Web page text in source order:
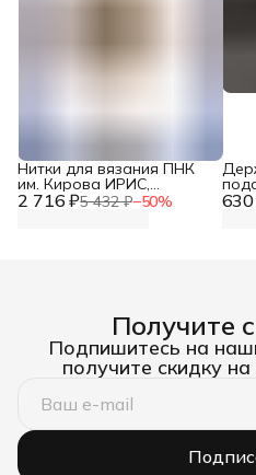
2 716 ₽5 432 ₽−50%
Нитки для вязания ПНК
им. Кирова ИРИС,
Мерсеризованный см,
Получите
Подпишитесь на
получите скидку